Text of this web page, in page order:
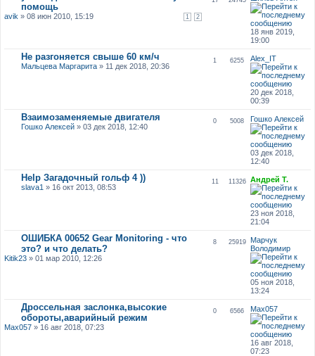
помощь
1 2
avik » 08 июн 2010, 15:19
18 янв 2019,
19:00
Не разгоняется свыше 60 км/ч
Мальцева Маргарита» 11 дек 2018, 20:36
1 6255 Alex_IT
20 дек 2018,
00:39
Взаимозаменяемые двигателя
Гошко Алексей» 03 дек 2018, 12:40
0 5008 Гошко Алексей
03 дек 2018,
12:40
Help Загадочный гольф 4 ))
slava1 » 16 окт 2013, 08:53
11 11326 Андрей Т.
23 ноя 2018,
21:04
ОШИБКА 00652 Gear Monitoring - что
это? и что делать?
Kitik23» 01 мар 2010, 12:26
8 25919
Марчук
Володимир
05 ноя 2018,
13:24
Дроссельная заслонка,высокие
обороты,аварийный режим
Max057» 16 авг 2018, 07:23
0 6566 Max057
16 авг 2018,
07:23